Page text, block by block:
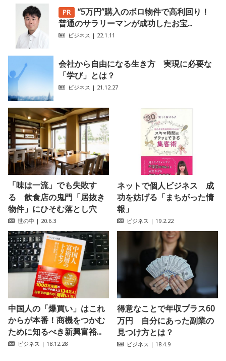
“5万円”購入のボロ物件で高利回り！
普通のサラリーマンが成功したお宝...
ビジネス | 22.1.11
会社から自由になる生き方 実現に必要な
「学び」とは？
ビジネス | 21.12.27
「味は一流」でも失敗す
る 飲食店の鬼門「居抜き
物件」にひそむ落とし穴
世の中 | 20.6.3
ネットで個人ビジネス 成
功を妨げる「まちがった情
報」
ビジネス | 19.2.22
中国人の「爆買い」はこれ
からが本番！商機をつかむ
ために知るべき新興富裕...
ビジネス | 18.12.28
得意なことで年収プラス60
万円 自分にあった副業の
見つけ方とは？
ビジネス | 18.4.9